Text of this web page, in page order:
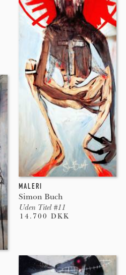
MALERI
Simon Buch
Uden Titel #11
14.700 DKK